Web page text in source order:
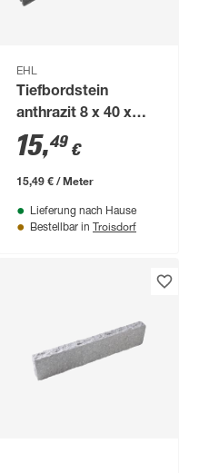
EHL
Tiefbordstein
anthrazit 8 x 40 x
100 cm
15,49 €
15,49 € / Meter
Lieferung nach Hause
Bestellbar in Troisdorf